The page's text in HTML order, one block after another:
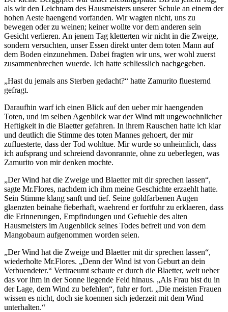
als wir den Leichnam des Hausmeisters unserer Schule an einem der
hohen Aeste haengend vorfanden. Wir wagten nicht, uns zu
bewegen oder zu weinen; keiner wollte vor dem anderen sein
Gesicht verlieren. An jenem Tag kletterten wir nicht in die Zweige,
sondern versuchten, unser Essen direkt unter dem toten Mann auf
dem Boden einzunehmen. Dabei fragten wir uns, wer wohl zuerst
zusammenbrechen wuerde. Ich hatte schliesslich nachgegeben.
„Hast du jemals ans Sterben gedacht?“ hatte Zamurito fluesternd
gefragt.
Daraufhin warf ich einen Blick auf den ueber mir haengenden
Toten, und im selben Agenblick war der Wind mit ungewoehnlicher
Heftigkeit in die Blaetter gefahren. In ihrem Rauschen hatte ich klar
und deutlich die Stimme des toten Mannes gehoert, der mir
zufluesterte, dass der Tod wohltue. Mir wurde so unheimlich, dass
ich aufsprang und schreiend davonrannte, ohne zu ueberlegen, was
Zamurito von mir denken mochte.
„Der Wind hat die Zweige und Blaetter mit dir sprechen lassen“,
sagte Mr.Flores, nachdem ich ihm meine Geschichte erzaehlt hatte.
Sein Stimme klang sanft und tief. Seine goldfarbenen Augen
glaenzten beinahe fieberhaft, waehrend er fortfuhr zu erklaeren, dass
die Erinnerungen, Empfindungen und Gefuehle des alten
Hausmeisters im Augenblick seines Todes befreit und von dem
Mangobaum aufgenommen worden seien.
„Der Wind hat die Zweige und Blaetter mit dir sprechen lassen“,
wiederholte Mr.Flores. „Denn der Wind ist von Geburt an dein
Verbuendeter.“ Vertraeumt schaute er durch die Blaetter, weit ueber
das vor ihm in der Sonne liegende Feld hinaus. „Als Frau bist du in
der Lage, dem Wind zu befehlen“, fuhr er fort. „Die meisten Frauen
wissen es nicht, doch sie koennen sich jederzeit mit dem Wind
unterhalten.“